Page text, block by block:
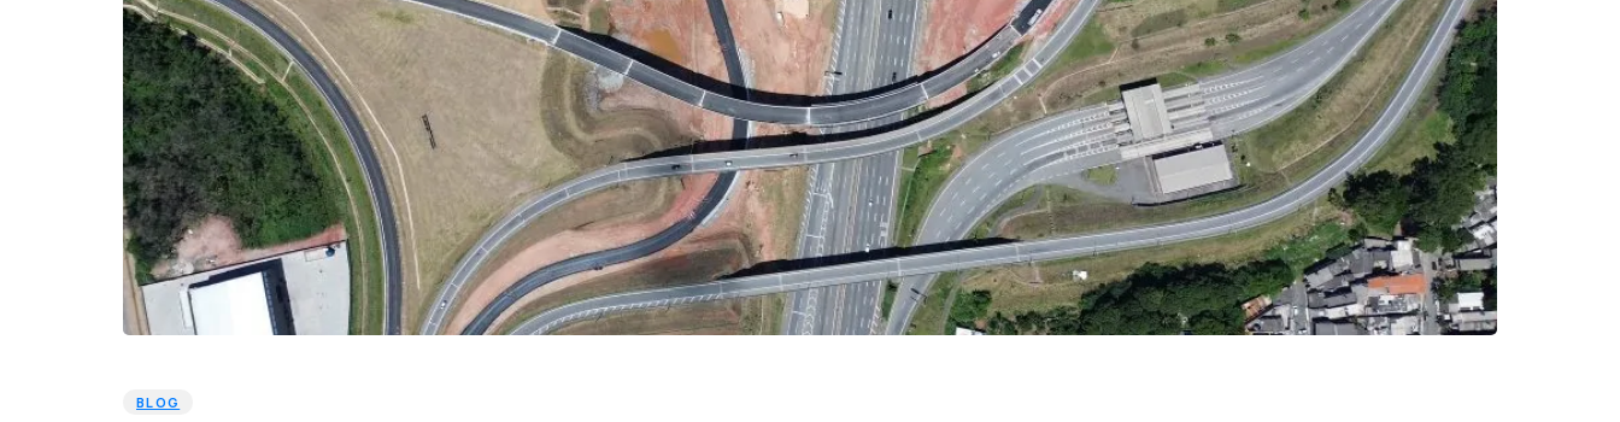
BLOG